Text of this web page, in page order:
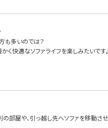
も多いのでは？
かく快適なソファライフを楽しみたい
の部屋や、引っ越し先へソファを移動